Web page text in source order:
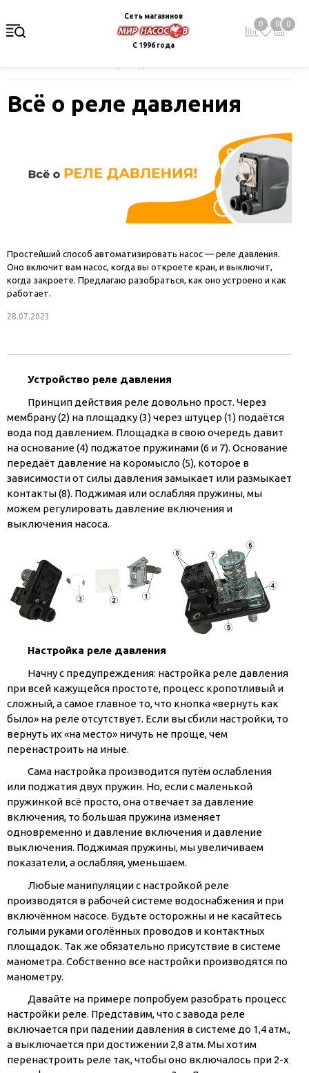
Сеть магазинов
С 1996 года
0 0 0
Всё о реле давления
Простейший способ автоматизировать насос — реле давления.
Оно включит вам насос, когда вы откроете кран, и выключит,
когда закроете. Предлагаю разобраться, как оно устроено и как
работает.
28.07.2023
Устройство реле давления
Принцип действия реле довольно прост. Через
мембрану (2) на площадку (3) через штуцер (1) подаётся
вода под давлением. Площадка в свою очередь давит
на основание (4) поджатое пружинами (6 и 7). Основание
передаёт давление на коромысло (5), которое в
зависимости от силы давления замыкает или размыкает
контакты (8). Поджимая или ослабляя пружины, мы
можем регулировать давление включения и
выключения насоса.
Настройка реле давления
Начну с предупреждения: настройка реле давления
при всей кажущейся простоте, процесс кропотливый и
сложный, а самое главное то, что кнопка «вернуть как
было» на реле отсутствует. Если вы сбили настройки, то
вернуть их «на место» ничуть не проще, чем
перенастроить на иные.
Сама настройка производится путём ослабления
или поджатия двух пружин. Но, если с маленькой
пружинкой всё просто, она отвечает за давление
включения, то большая пружина изменяет
одновременно и давление включения и давление
выключения. Поджимая пружины, мы увеличиваем
показатели, а ослабляя, уменьшаем.
Любые манипуляции с настройкой реле
производятся в рабочей системе водоснабжения и при
включённом насосе. Будьте осторожны и не касайтесь
голыми руками оголённых проводов и контактных
площадок. Так же обязательно присутствие в системе
манометра. Собственно все настройки производятся по
манометру.
Давайте на примере попробуем разобрать процесс
настройки реле. Представим, что с завода реле
включается при падении давления в системе до 1,4 атм.,
а выключается при достижении 2,8 атм. Мы хотим
перенастроить реле так, чтобы оно включалось при 2-х